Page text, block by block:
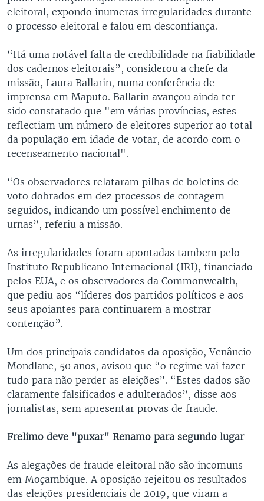
eleitoral, expondo inumeras irregularidades durante
o processo eleitoral e falou em desconfiança.
“Há uma notável falta de credibilidade na fiabilidade
dos cadernos eleitorais”, considerou a chefe da
missão, Laura Ballarin, numa conferência de
imprensa em Maputo. Ballarin avançou ainda ter
sido constatado que "em várias províncias, estes
reflectiam um número de eleitores superior ao total
da população em idade de votar, de acordo com o
recenseamento nacional".
“Os observadores relataram pilhas de boletins de
voto dobrados em dez processos de contagem
seguidos, indicando um possível enchimento de
urnas”, referiu a missão.
As irregularidades foram apontadas tambem pelo
Instituto Republicano Internacional (IRI), financiado
pelos EUA, e os observadores da Commonwealth,
que pediu aos “líderes dos partidos políticos e aos
seus apoiantes para continuarem a mostrar
contenção”.
Um dos principais candidatos da oposição, Venâncio
Mondlane, 50 anos, avisou que “o regime vai fazer
tudo para não perder as eleições”. “Estes dados são
claramente falsificados e adulterados”, disse aos
jornalistas, sem apresentar provas de fraude.
Frelimo deve "puxar" Renamo para segundo lugar
As alegações de fraude eleitoral não são incomuns
em Moçambique. A oposição rejeitou os resultados
das eleições presidenciais de 2019, que viram a